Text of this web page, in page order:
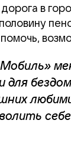
в
для